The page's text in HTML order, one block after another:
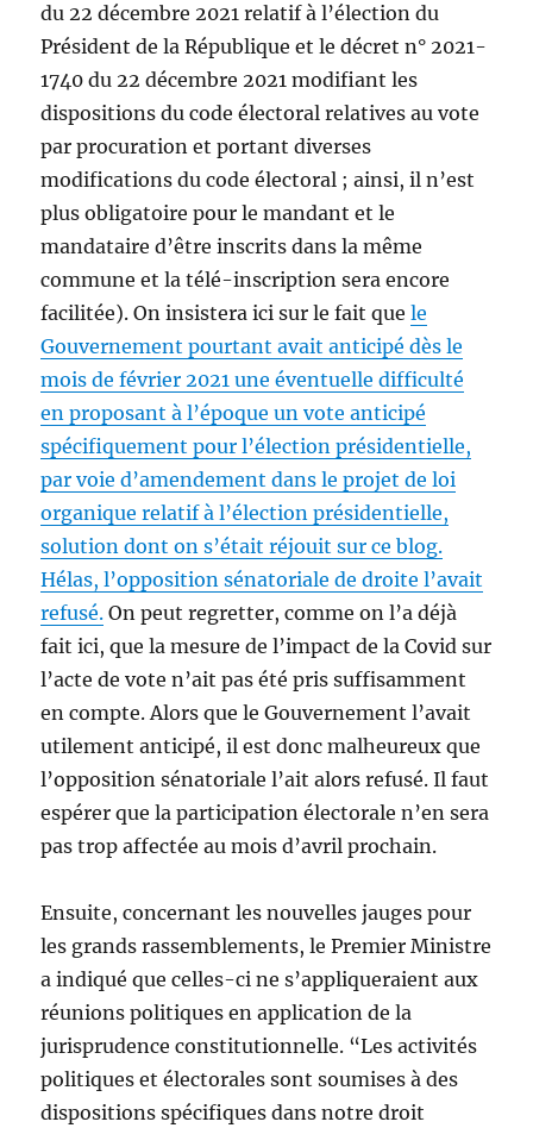
du 22 décembre 2021 relatif à l’élection du
Président de la République et le décret n° 2021-
1740 du 22 décembre 2021 modifiant les
dispositions du code électoral relatives au vote
par procuration et portant diverses
modifications du code électoral ; ainsi, il n’est
plus obligatoire pour le mandant et le
mandataire d’être inscrits dans la même
commune et la télé-inscription sera encore
facilitée). On insistera ici sur le fait quele
Gouvernement pourtant avait anticipé dès le
mois de février 2021 une éventuelle difficulté
en proposant à l’époque un vote anticipé
spécifiquement pour l’élection présidentielle,
par voie d’amendement dans le projet de loi
organique relatif à l’élection présidentielle,
solution dont on s’était réjouit sur ce blog.
Hélas, l’opposition sénatoriale de droite l’avait
refusé. On peut regretter, comme on l’a déjà
fait ici, que la mesure de l’impact de la Covid sur
l’acte de vote n’ait pas été pris suffisamment
en compte. Alors que le Gouvernement l’avait
utilement anticipé, il est donc malheureux que
l’opposition sénatoriale l’ait alors refusé. Il faut
espérer que la participation électorale n’en sera
pas trop affectée au mois d’avril prochain.
Ensuite, concernant les nouvelles jauges pour
les grands rassemblements, le Premier Ministre
a indiqué que celles-ci ne s’appliqueraient aux
réunions politiques en application de la
jurisprudence constitutionnelle. “Les activités
politiques et électorales sont soumises à des
dispositions spécifiques dans notre droit